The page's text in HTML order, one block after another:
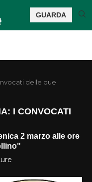
GUARDA
delle due
I CONVOCATI
2 marzo alle ore